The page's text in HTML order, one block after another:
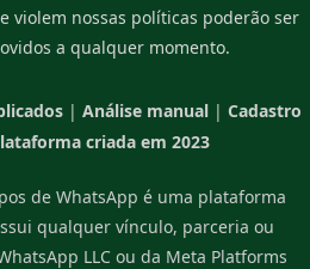
violem nossas políticas poderão ser
a qualquer momento.
| Análise manual| Cadastro
criada em 2023
de WhatsApp é uma plataforma
qualquer vínculo, parceria ou
LLC ou da Meta Platforms